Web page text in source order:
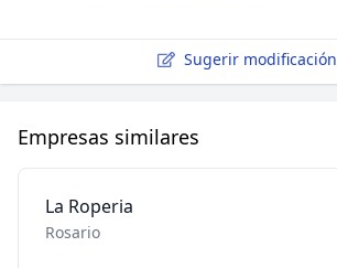
Sugerir modificación
Empresas similares
La Roperia
Rosario